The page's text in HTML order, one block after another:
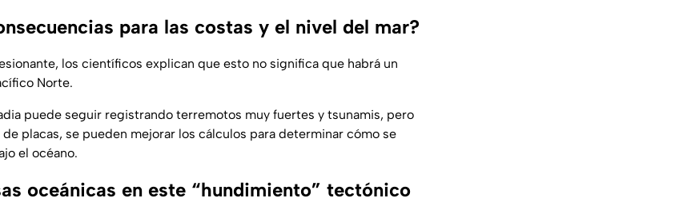
para las costas y el nivel del mar?
los científicos explican que esto no significa que habrá un
Norte.
puede seguir registrando terremotos muy fuertes y tsunamis, pero
placas, se pueden mejorar los cálculos para determinar cómo se
el océano.
oceánicas en este “hundimiento” tectónico